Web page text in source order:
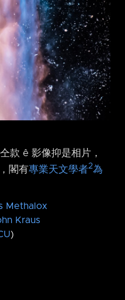
款 ê 影像抑是相片，
閣有專業天文學者2為
Methalox
Kraus
)